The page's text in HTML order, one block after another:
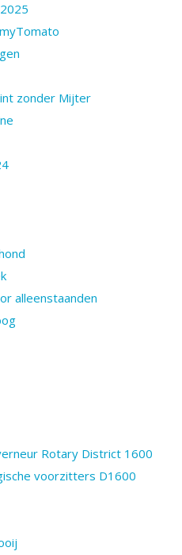
zonder Mijter
alleenstaanden
Rotary District 1600
voorzitters D1600